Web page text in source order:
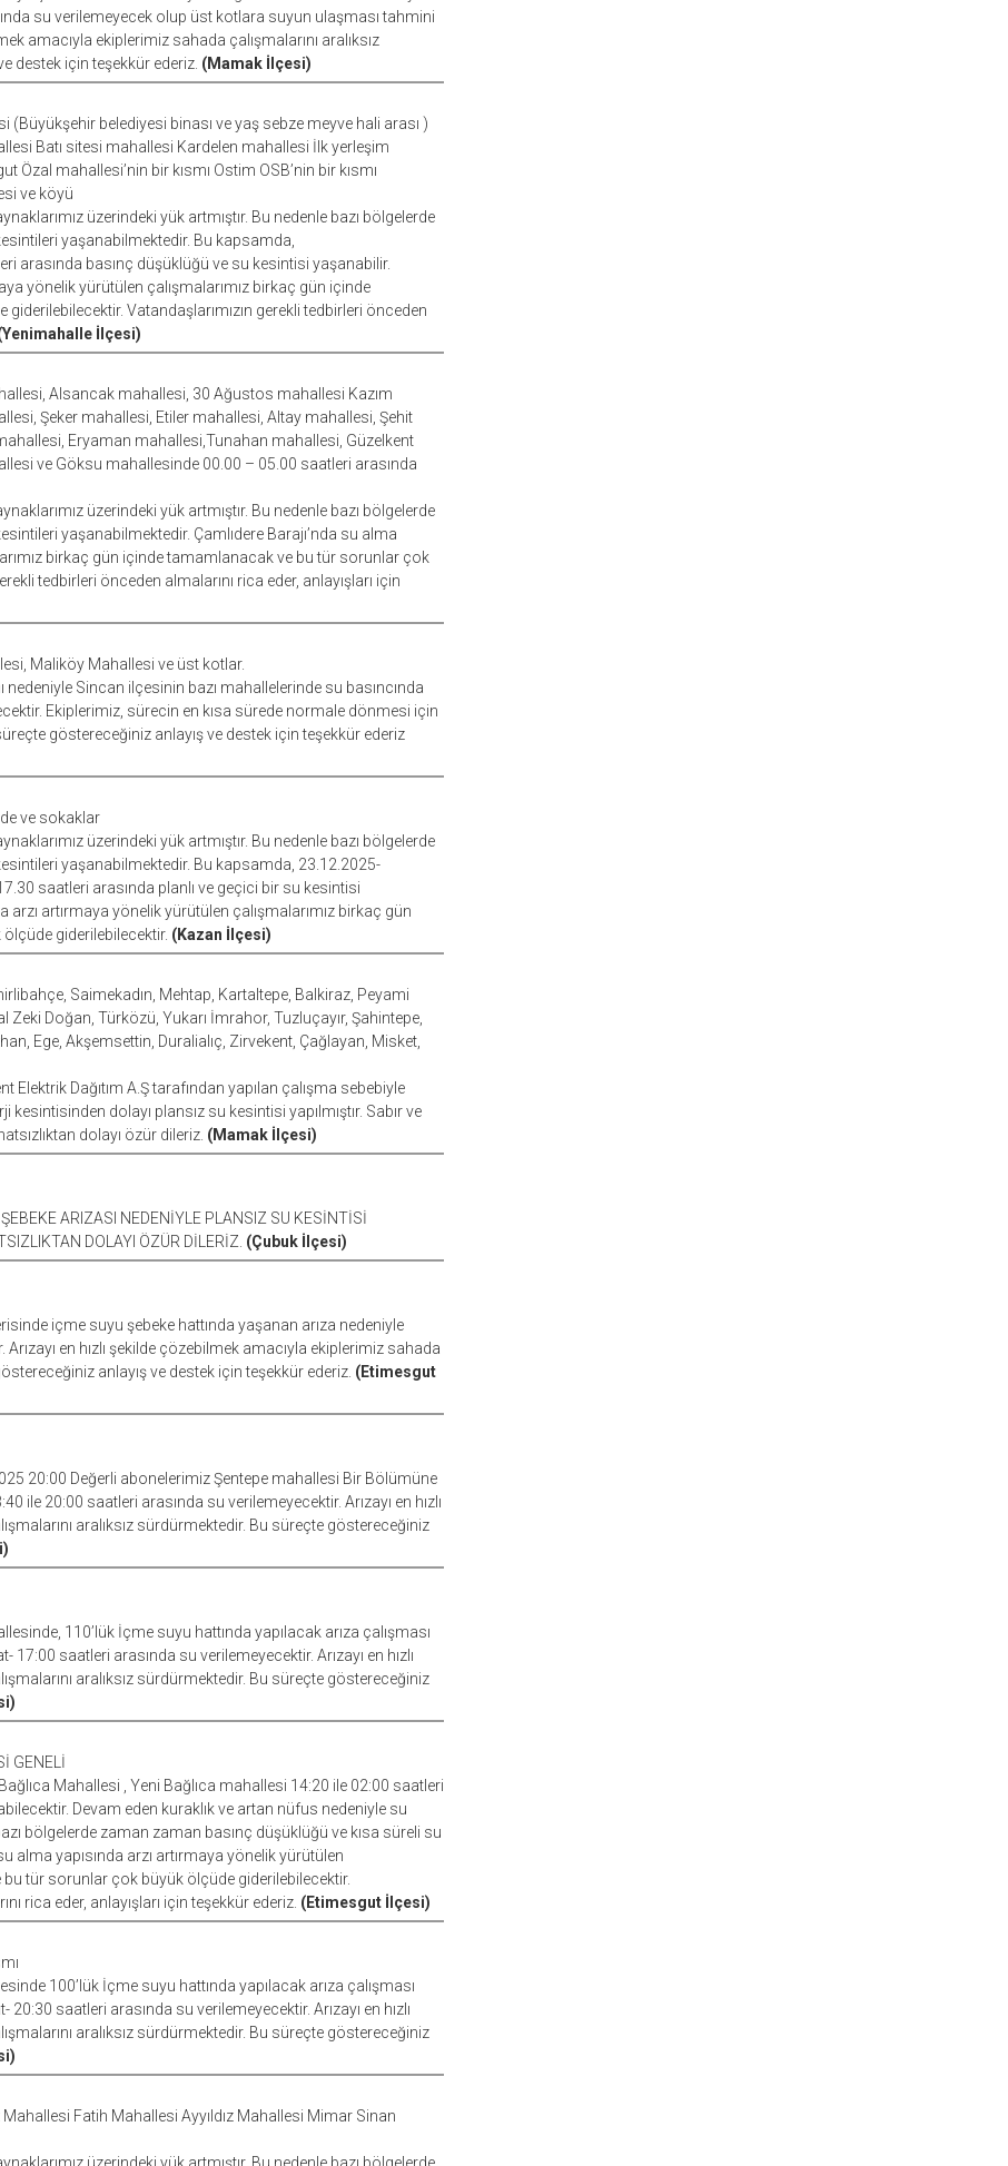
su verilemeyecek olup üst kotlara suyun ulaşması tahmini
amacıyla ekiplerimiz sahada çalışmalarını aralıksız
destek için teşekkür ederiz. (Mamak İlçesi)
belediyesi binası ve yaş sebze meyve hali arası )
Batı sitesi mahallesi Kardelen mahallesi İlk yerleşim
mahallesi’nin bir kısmı Ostim OSB’nin bir kısmı
ve köyü
üzerindeki yük artmıştır. Bu nedenle bazı bölgelerde
yaşanabilmektedir. Bu kapsamda,
arasında basınç düşüklüğü ve su kesintisi yaşanabilir.
yönelik yürütülen çalışmalarımız birkaç gün içinde
Vatandaşlarımızın gerekli tedbirleri önceden
İlçesi)
Alsancak mahallesi, 30 Ağustos mahallesi Kazım
Şeker mahallesi, Etiler mahallesi, Altay mahallesi, Şehit
Eryaman mahallesi,Tunahan mahallesi, Güzelkent
ve Göksu mahallesinde 00.00 – 05.00 saatleri arasında
üzerindeki yük artmıştır. Bu nedenle bazı bölgelerde
yaşanabilmektedir. Çamlıdere Barajı’nda su alma
birkaç gün içinde tamamlanacak ve bu tür sorunlar çok
tedbirleri önceden almalarını rica eder, anlayışları için
Maliköy Mahallesi ve üst kotlar.
Sincan ilçesinin bazı mahallelerinde su basıncında
Ekiplerimiz, sürecin en kısa sürede normale dönmesi için
göstereceğiniz anlayış ve destek için teşekkür ederiz
ve sokaklar
üzerindeki yük artmıştır. Bu nedenle bazı bölgelerde
yaşanabilmektedir. Bu kapsamda, 23.12.2025-
saatleri arasında planlı ve geçici bir su kesintisi
arzı artırmaya yönelik yürütülen çalışmalarımız birkaç gün
giderilebilecektir. (Kazan İlçesi)
Saimekadın, Mehtap, Kartaltepe, Balkiraz, Peyami
Zeki Doğan, Türközü, Yukarı İmrahor, Tuzluçayır, Şahintepe,
Ege, Akşemsettin, Duralialıç, Zirvekent, Çağlayan, Misket,
Dağıtım A.Ş tarafından yapılan çalışma sebebiyle
dolayı plansız su kesintisi yapılmıştır. Sabır ve
dolayı özür dileriz. (Mamak İlçesi)
ARIZASI NEDENİYLE PLANSIZ SU KESİNTİSİ
DOLAYI ÖZÜR DİLERİZ. (Çubuk İlçesi)
içme suyu şebeke hattında yaşanan arıza nedeniyle
en hızlı şekilde çözebilmek amacıyla ekiplerimiz sahada
anlayış ve destek için teşekkür ederiz. (Etimesgut
20:00 Değerli abonelerimiz Şentepe mahallesi Bir Bölümüne
ile 20:00 saatleri arasında su verilemeyecektir. Arızayı en hızlı
aralıksız sürdürmektedir. Bu süreçte göstereceğiniz
110’lük İçme suyu hattında yapılacak arıza çalışması
saatleri arasında su verilemeyecektir. Arızayı en hızlı
aralıksız sürdürmektedir. Bu süreçte göstereceğiniz
GENELİ
Mahallesi , Yeni Bağlıca mahallesi 14:20 ile 02:00 saatleri
Devam eden kuraklık ve artan nüfus nedeniyle su
bölgelerde zaman zaman basınç düşüklüğü ve kısa süreli su
alma yapısında arzı artırmaya yönelik yürütülen
tür sorunlar çok büyük ölçüde giderilebilecektir.
rica eder, anlayışları için teşekkür ederiz. (Etimesgut İlçesi)
100’lük İçme suyu hattında yapılacak arıza çalışması
saatleri arasında su verilemeyecektir. Arızayı en hızlı
aralıksız sürdürmektedir. Bu süreçte göstereceğiniz
Fatih Mahallesi Ayyıldız Mahallesi Mimar Sinan